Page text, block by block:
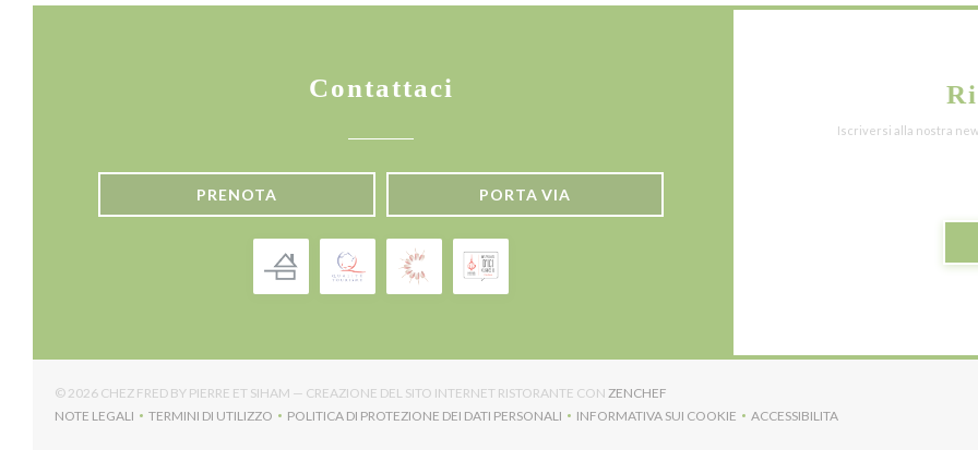
Contattaci
PRENOTA PORTA VIA
Iscriversi alla nostra
© 2026 CHEZ FRED BY PIERRE ET SIHAM — CREAZIONE DEL SITO INTERNET RISTORANTE CON ZENCHEF
NOTE LEGALI
((APRE UNA NUOVA FINESTRA))
TERMINI DI UTILIZZO
((APRE UNA NUOVA FINESTRA))
POLITICA DI PROTEZIONE DEI DATI PERSONALI
((APRE UNA NUOVA FINESTRA))
INFORMATIVA SUI COOKIE
((APRE UNA NUOVA FINESTRA))
ACCESSIBILITA
((APRE UNA NUOVA FINESTRA))